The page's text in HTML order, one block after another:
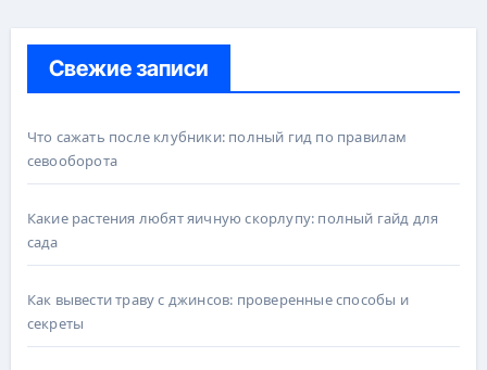
Свежие записи
Что сажать после клубники: полный гид по правилам
севооборота
Какие растения любят яичную скорлупу: полный гайд для
сада
Как вывести траву с джинсов: проверенные способы и
секреты